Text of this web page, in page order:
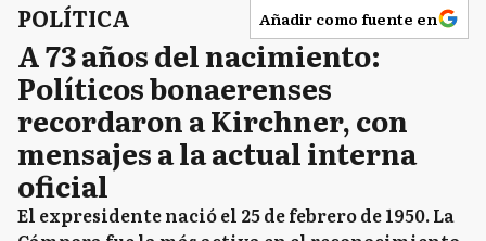
POLÍTICA Añadir como fuente en
A 73 años del nacimiento:
Políticos bonaerenses
recordaron a Kirchner, con
mensajes a la actual interna
oficial
El expresidente nació el 25 de febrero de 1950. La